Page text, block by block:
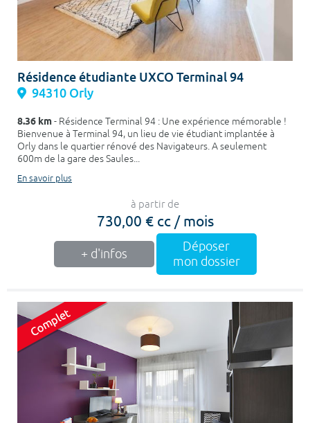
Résidence étudiante UXCO Terminal 94
94310 Orly
8.36 km- Résidence Terminal 94 : Une expérience mémorable !
Bienvenue à Terminal 94, un lieu de vie étudiant implantée à
Orly dans le quartier rénové des Navigateurs. A seulement
600m de la gare des Saules...
En savoir plus
à partir de
730,00 € cc / mois
+ d'infos
Déposer
mon dossier